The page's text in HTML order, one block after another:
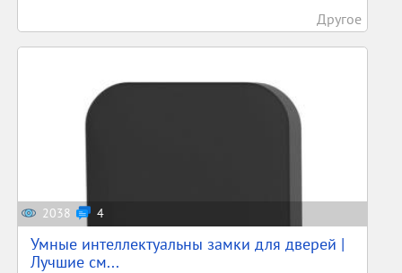
Другое
2038 4
Умные интеллектуальны замки для дверей |
Лучшие см...